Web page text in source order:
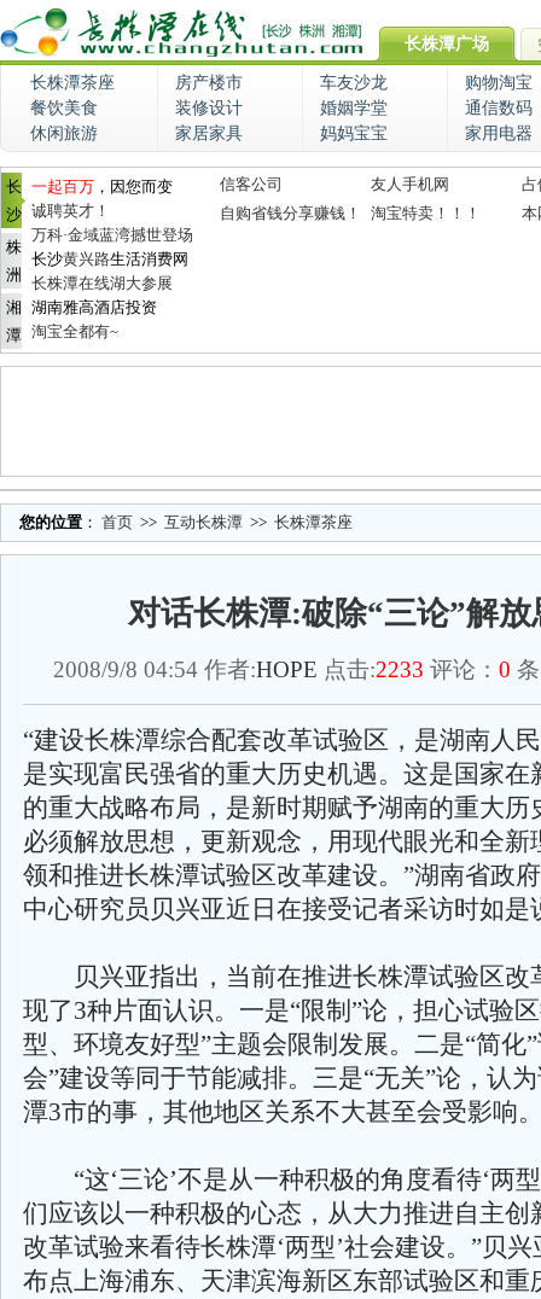
长株潭广场
长株潭茶座 房产楼市 车友沙龙
购物淘宝
餐饮美食
装修设计 婚姻学堂
通信数码
休闲旅游
家居家具 妈妈宝宝 家用电器
长
沙
株
洲
湘
潭
一起百万 ，因您而变
诚聘英才！
万科·金域蓝湾撼世登场
长沙黄兴路生活消费网
长株潭在线湖大参展
湖南雅高酒店投资
淘宝全都有~
信客公司 友人手机网
占
自购省钱分享赚钱！
淘宝特卖！！！ 本
您的位置 ： 首页 >> 互动长株潭 >> 长株潭茶座
对话长株潭:破除“三论”解放
2008/9/8 04:54 作者:HOPE 点击:2233 评论： 0
“建设长株潭综合配套改革试验区，是湖南人
是实现富民强省的重大历史机遇。这是国家在
的重大战略布局，是新时期赋予湖南的重大历
必须解放思想，更新观念，用现代眼光和全新
领和推进长株潭试验区改革建设。”湖南省政
中心研究员贝兴亚近日在接受记者采访时如是
贝兴亚指出，当前在推进长株潭试验区改
现了3种片面认识。一是“限制”论，担心试验
型、环境友好型”主题会限制发展。二是“简化
会”建设等同于节能减排。三是“无关”论，认
潭3市的事，其他地区关系不大甚至会受影响
“这‘三论’不是从一种积极的角度看待‘两
们应该以一种积极的心态，从大力推进自主创
改革试验来看待长株潭‘两型’社会建设。”贝
布点上海浦东、天津滨海新区东部试验区和重